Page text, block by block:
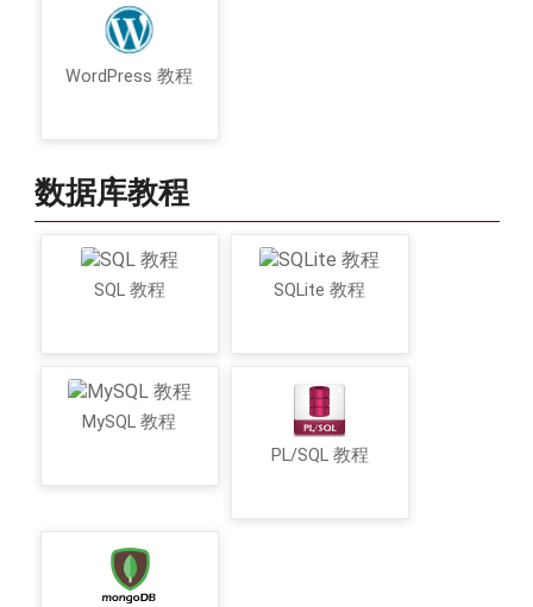
WordPress 教程
数据库教程
SQL 教程 SQLite 教程
MySQL 教程
PL/SQL 教程